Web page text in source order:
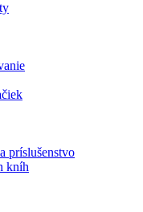
príslušenstvo
kníh